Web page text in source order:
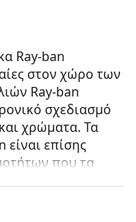
Ray-ban
στον χώρο των
Ray-ban
σχεδιασμό
χρώματα. Τα
είναι επίσης
που τα